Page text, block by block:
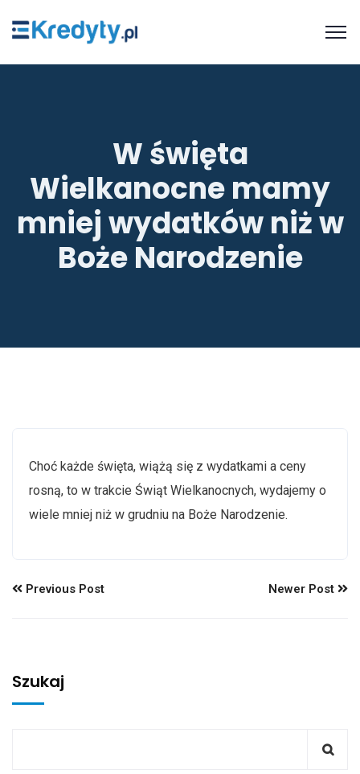
W święta
Wielkanocne mamy
mniej wydatków niż w
Boże Narodzenie
Choć każde święta, wiążą się z wydatkami a ceny
rosną, to w trakcie Świąt Wielkanocnych, wydajemy o
wiele mniej niż w grudniu na Boże Narodzenie.
Previous Post Newer Post
Szukaj